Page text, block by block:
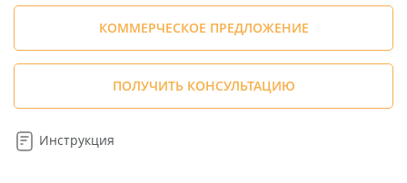
КОММЕРЧЕСКОЕ ПРЕДЛОЖЕНИЕ
ПОЛУЧИТЬ КОНСУЛЬТАЦИЮ
Инструкция